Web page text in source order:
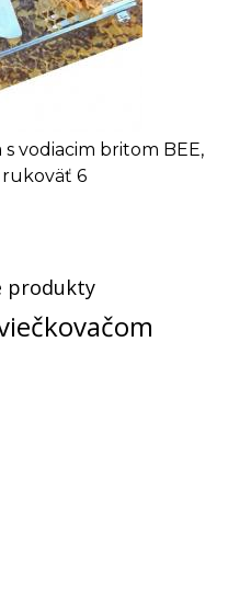
vodiacim britom BEE,
6
produkty